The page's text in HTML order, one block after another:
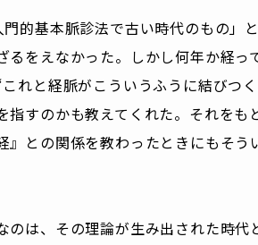
的基本脈診法で古い時代のもの」
るをえなかった。しかし何年か経
れと経脈がこういうふうに結びつ
指すのかも教えてくれた。それを
』との関係を教わったときにもそ
のは、その理論が生み出された時